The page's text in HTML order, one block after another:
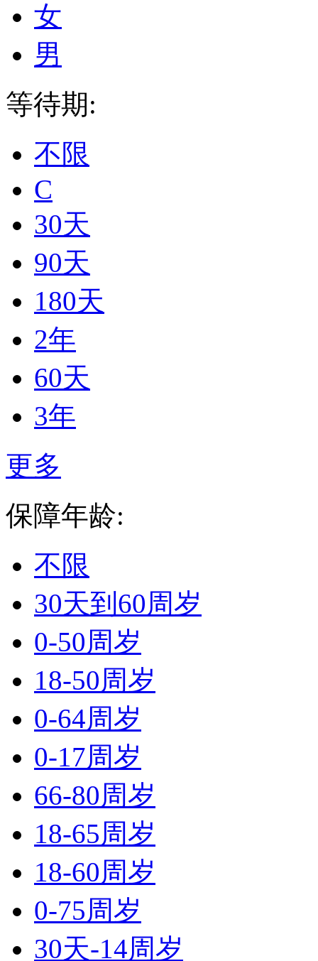
女
男
等待期:
不限
C
30天
90天
180天
2年
60天
3年
更多
保障年龄:
不限
30天到60周岁
0-50周岁
18-50周岁
0-64周岁
0-17周岁
66-80周岁
18-65周岁
18-60周岁
0-75周岁
30天-14周岁